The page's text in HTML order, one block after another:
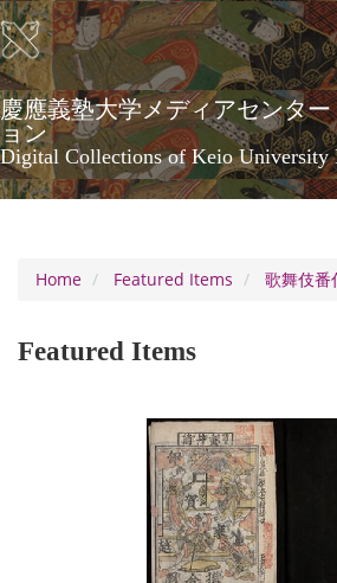
Skip
to
main
content
慶應義塾大学メディアセンタ
ョン
Digital Collections of Keio University
Home
Featured Items 歌舞伎番
Featured Items